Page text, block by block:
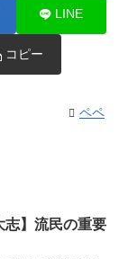
LINE
コピー
ペペ
】流民の重要